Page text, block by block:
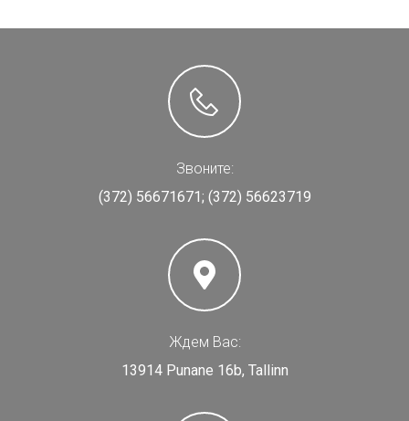
Звоните:
(372) 56671671; (372) 56623719
Ждем Вас:
13914 Punane 16b, Tallinn